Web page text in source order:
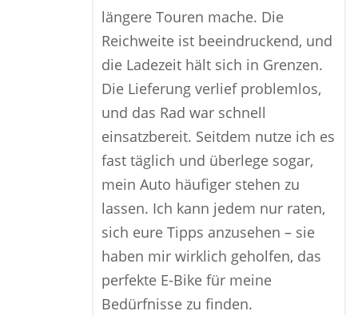
längere Touren mache. Die
Reichweite ist beeindruckend, und
die Ladezeit hält sich in Grenzen.
Die Lieferung verlief problemlos,
und das Rad war schnell
einsatzbereit. Seitdem nutze ich es
fast täglich und überlege sogar,
mein Auto häufiger stehen zu
lassen. Ich kann jedem nur raten,
sich eure Tipps anzusehen – sie
haben mir wirklich geholfen, das
perfekte E-Bike für meine
Bedürfnisse zu finden.